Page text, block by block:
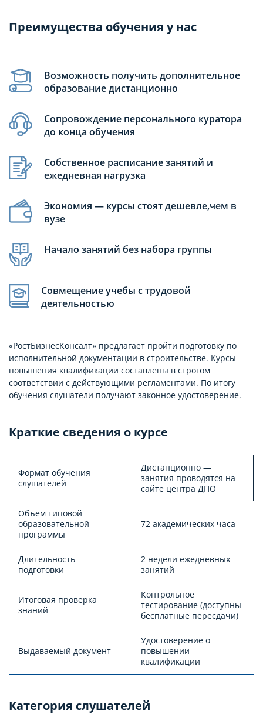
Преимущества обучения у нас
Возможность получить дополнительное
образование дистанционно
Сопровождение персонального куратора
до конца обучения
Собственное расписание занятий и
ежедневная нагрузка
Экономия — курсы стоят дешевле,чем в
вузе
Начало занятий без набора группы
Совмещение учебы с трудовой
деятельностью
«РостБизнесКонсалт» предлагает пройти подготовку по
исполнительной документации в строительстве. Курсы
повышения квалификации составлены в строгом
соответствии с действующими регламентами. По итогу
обучения слушатели получают законное удостоверение.
Краткие сведения о курсе
Формат обучения
слушателей
Дистанционно —
занятия проводятся на
сайте центра ДПО
Объем типовой
образовательной
программы
72 академических часа
Длительность
подготовки
2 недели ежедневных
занятий
Итоговая проверка
знаний
Контрольное
тестирование (доступны
бесплатные пересдачи)
Выдаваемый документ
Удостоверение о
повышении
квалификации
Категория слушателей